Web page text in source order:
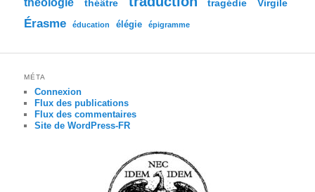
théâtre tragédie Virgile
Érasme éducation élégie épigramme
MÉTA
Connexion
Flux des publications
Flux des commentaires
Site de WordPress-FR